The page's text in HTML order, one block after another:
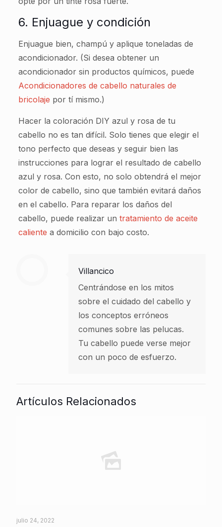
6. Enjuague y condición
Enjuague bien, champú y aplique toneladas de
acondicionador. (Si desea obtener un
acondicionador sin productos químicos, puede
Acondicionadores de cabello naturales de
bricolaje por tí mismo.)
Hacer la coloración DIY azul y rosa de tu
cabello no es tan difícil. Solo tienes que elegir el
tono perfecto que deseas y seguir bien las
instrucciones para lograr el resultado de cabello
azul y rosa. Con esto, no solo obtendrá el mejor
color de cabello, sino que también evitará daños
en el cabello. Para reparar los daños del
cabello, puede realizar un tratamiento de aceite
caliente a domicilio con bajo costo.
Villancico
Centrándose en los mitos
sobre el cuidado del cabello y
los conceptos erróneos
comunes sobre las pelucas.
Tu cabello puede verse mejor
con un poco de esfuerzo.
Artículos Relacionados
julio 24, 2022